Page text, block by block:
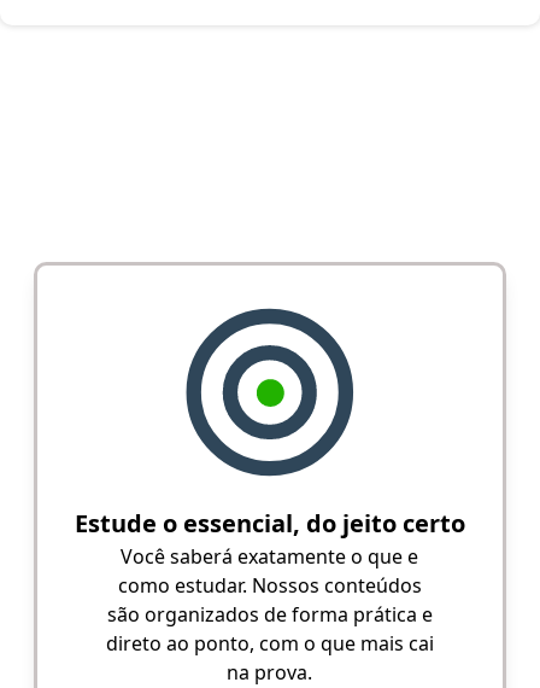
Estude o essencial, do jeito certo
Você saberá exatamente o que e
como estudar. Nossos conteúdos
são organizados de forma prática e
direto ao ponto, com o que mais cai
na prova.